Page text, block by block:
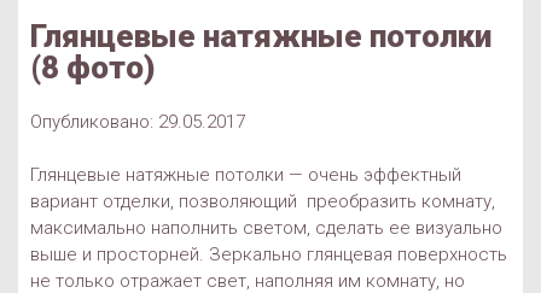
Глянцевые натяжные потолки
(8 фото)
Опубликовано: 29.05.2017
Глянцевые натяжные потолки — очень эффектный
вариант отделки, позволяющий преобразить комнату,
максимально наполнить светом, сделать ее визуально
выше и просторней. Зеркально глянцевая поверхность
не только отражает свет, наполняя им комнату, но